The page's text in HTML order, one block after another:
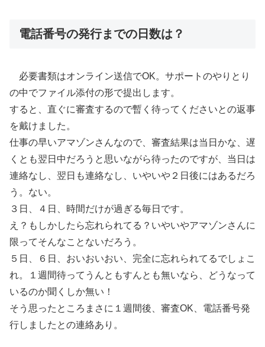
電話番号の発行までの日数は？
必要書類はオンライン送信でOK。サポートのやりとり
の中でファイル添付の形で提出します。
すると、直ぐに審査するので暫く待ってくださいとの返事
を戴けました。
仕事の早いアマゾンさんなので、審査結果は当日かな、遅
くとも翌日中だろうと思いながら待ったのですが、当日は
連絡なし、翌日も連絡なし、いやいや２日後にはあるだろ
う。ない。
３日、４日、時間だけが過ぎる毎日です。
え？もしかしたら忘れられてる？いやいやアマゾンさんに
限ってそんなことないだろう。
５日、６日、おいおいおい、完全に忘れられてるでしょこ
れ。１週間待ってうんともすんとも無いなら、どうなって
いるのか聞くしか無い！
そう思ったところまさに１週間後、審査OK、電話番号発
行しましたとの連絡あり。